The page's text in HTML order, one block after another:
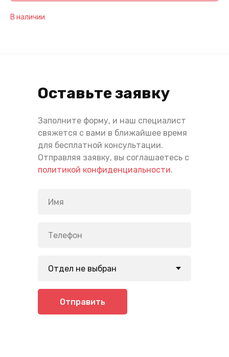
В наличии
Оставьте заявку
Заполните форму, и наш специалист
свяжется с вами в ближайшее время
для бесплатной консультации.
Отправляя заявку, вы соглашаетесь с
политикой конфиденциальности.
Отправить